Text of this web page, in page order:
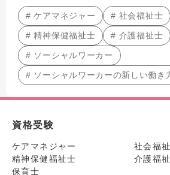
# ケアマネジャー # 社会福祉士
# 精神保健福祉士 # 介護福祉士
# ソーシャルワーカー
# ソーシャルワーカーの新しい働き
資格受験
ケアマネジャー
社会福
精神保健福祉士
介護福
保育士